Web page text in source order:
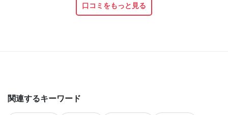
口コミをもっと見る
関連するキーワード